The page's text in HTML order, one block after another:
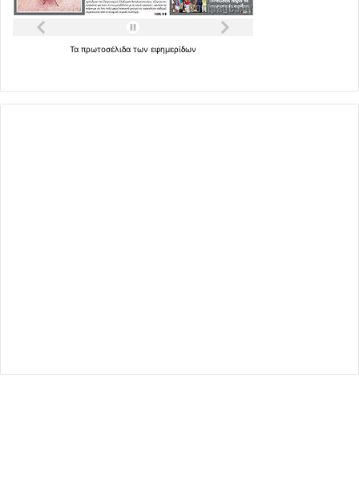
Τα πρωτοσέλιδα των εφημερίδων